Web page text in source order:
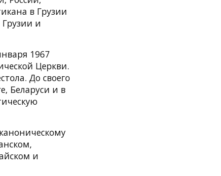
в Грузии
и
1967
Церкви.
До своего
Беларуси и в
и